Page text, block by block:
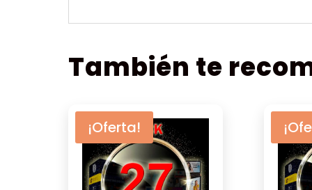
También te
¡Oferta!